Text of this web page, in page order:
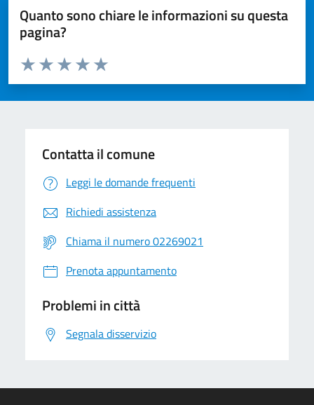
Quanto sono chiare le informazioni su questa
pagina?
Valuta da 1 a 5 stelle la pagina
Valuta 5 stelle su 5
Valuta 4 stelle su 5
Valuta 3 stelle su 5
Valuta 2 stelle su 5
Valuta 1 stelle su 5
Contatta il comune
Leggi le domande frequenti
Richiedi assistenza
Chiama il numero 02269021
Prenota appuntamento
Problemi in città
Segnala disservizio